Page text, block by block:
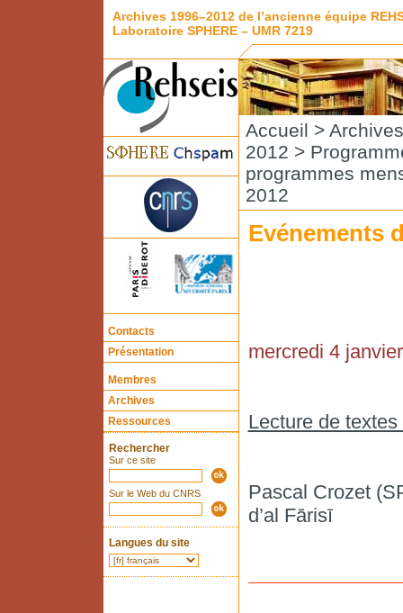
Archives 1996–2012 de l’ancienne équipe
Laboratoire SPHERE – UMR 7219
Contacts
Présentation
Membres
Archives
Ressources
Rechercher
Sur ce site
Sur le Web du CNRS
Langues du site
Accueil > Archives
2012 >
programmes
2012
Evénements
mercredi 4
Lecture de
Pascal Crozet
d’al Fārisī